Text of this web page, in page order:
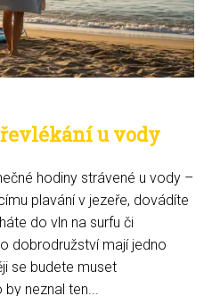
u vody
hodiny strávené u vody –
plavání v jezeře, dovádíte
do vln na surfu či
dobrodružství mají jedno
se budete muset
by neznal ten...